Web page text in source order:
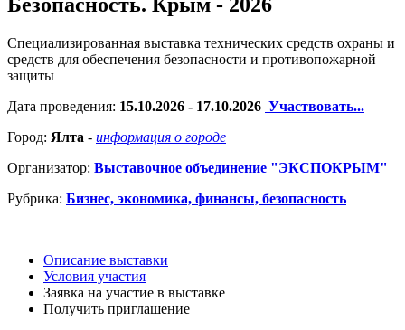
Специализированная выставка технических средств охраны и
средств для обеспечения безопасности и противопожарной
защиты
Дата проведения: 15.10.2026 - 17.10.2026 Участвовать...
Город: Ялта - информация о городе
Организатор: Выставочное объединение "ЭКСПОКРЫМ"
Рубрика: Бизнес, экономика, финансы, безопасность
Описание выставки
Условия участия
Заявка на участие в выставке
Получить приглашение